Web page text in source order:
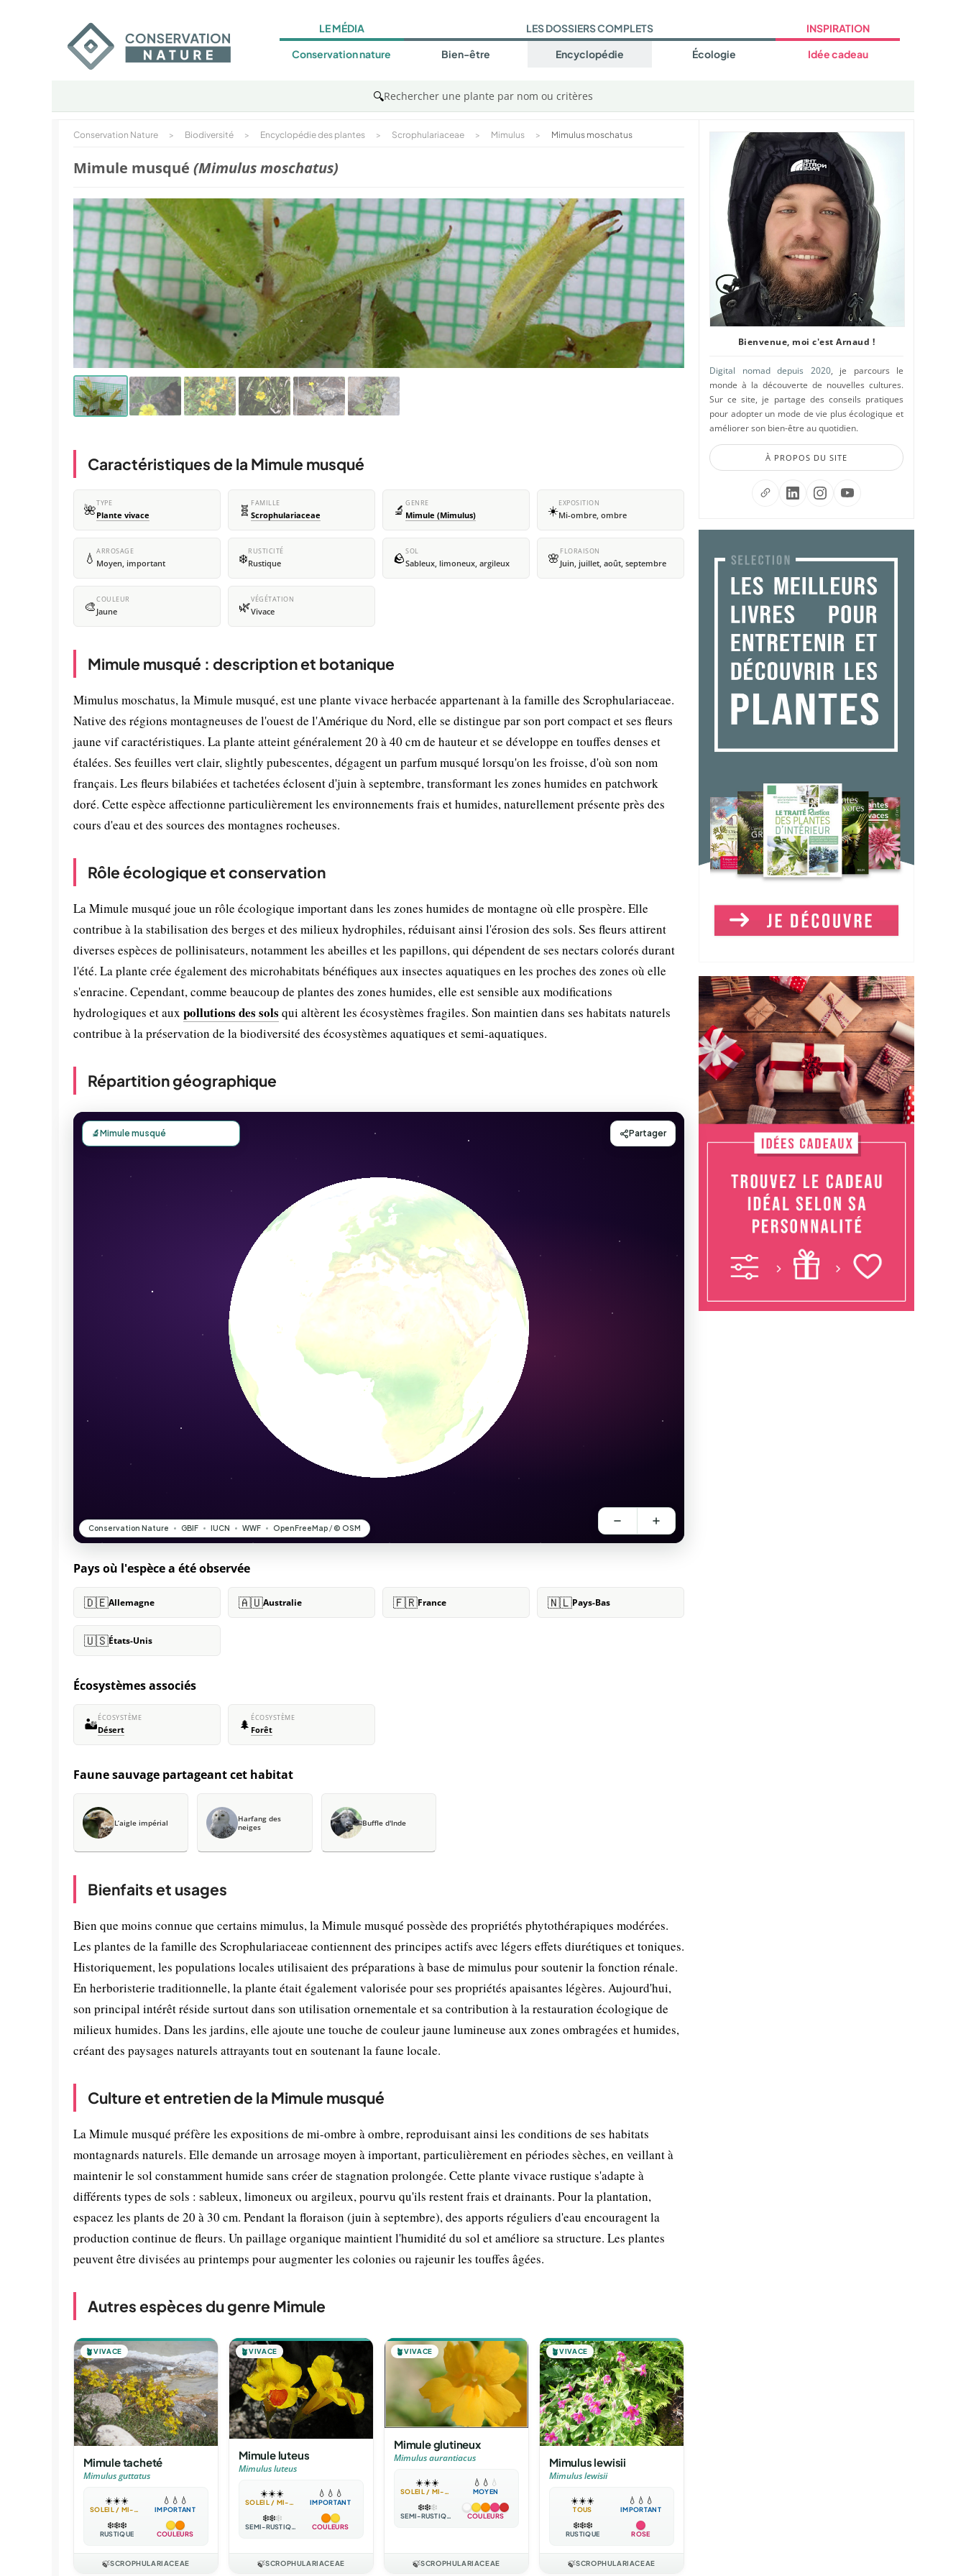
LE MÉDIA
Conservation nature
LES DOSSIERS COMPLETS
Bien-être Encyclopédie Écologie
INSPIRATION
Idée cadeau
🔍Rechercher une plante par nom ou critères
Conservation Nature > Biodiversité > Encyclopédie des plantes > Scrophulariaceae > Mimulus > Mimulus moschatus
Mimule musqué (Mimulus moschatus)
Caractéristiques de la Mimule musqué
🌺TYPE
Plante vivace 🧬 FAMILLE
Scrophulariaceae 🔬 GENRE
Mimule (Mimulus) ☀️EXPOSITION
Mi-ombre, ombre
💧 ARROSAGE
Moyen, important ❄️RUSTICITÉ
Rustique 🪨SOL
Sableux, limoneux, argileux 🌸 FLORAISON
Juin, juillet, août, septembre
🎨COULEUR
Jaune 🌿VÉGÉTATION
Vivace
Mimule musqué : description et botanique
Mimulus moschatus, la Mimule musqué, est une plante vivace herbacée appartenant à la famille des Scrophulariaceae.
Native des régions montagneuses de l'ouest de l'Amérique du Nord, elle se distingue par son port compact et ses fleurs
jaune vif caractéristiques. La plante atteint généralement 20 à 40 cm de hauteur et se développe en touffes denses et
étalées. Ses feuilles vert clair, slightly pubescentes, dégagent un parfum musqué lorsqu'on les froisse, d'où son nom
français. Les fleurs bilabiées et tachetées éclosent d'juin à septembre, transformant les zones humides en patchwork
doré. Cette espèce affectionne particulièrement les environnements frais et humides, naturellement présente près des
cours d'eau et des sources des montagnes rocheuses.
Rôle écologique et conservation
La Mimule musqué joue un rôle écologique important dans les zones humides de montagne où elle prospère. Elle
contribue à la stabilisation des berges et des milieux hydrophiles, réduisant ainsi l'érosion des sols. Ses fleurs attirent
diverses espèces de pollinisateurs, notamment les abeilles et les papillons, qui dépendent de ses nectars colorés durant
l'été. La plante crée également des microhabitats bénéfiques aux insectes aquatiques en les proches des zones où elle
s'enracine. Cependant, comme beaucoup de plantes des zones humides, elle est sensible aux modifications
hydrologiques et aux pollutions des sols qui altèrent les écosystèmes fragiles. Son maintien dans ses habitats naturels
contribue à la préservation de la biodiversité des écosystèmes aquatiques et semi-aquatiques.
Répartition géographique
Pays où l'espèce a été observée
🇩🇪Allemagne 🇦🇺Australie 🇫🇷France 🇳🇱Pays-Bas
🇺🇸États-Unis
Écosystèmes associés
🏜️ÉCOSYSTÈME
Désert 🌲 ÉCOSYSTÈME
Forêt
Faune sauvage partageant cet habitat
L’aigle impérial
Harfang des
neiges
Buffle d'Inde
Bienfaits et usages
Bien que moins connue que certains mimulus, la Mimule musqué possède des propriétés phytothérapiques modérées.
Les plantes de la famille des Scrophulariaceae contiennent des principes actifs avec légers effets diurétiques et toniques.
Historiquement, les populations locales utilisaient des préparations à base de mimulus pour soutenir la fonction rénale.
En herboristerie traditionnelle, la plante était également valorisée pour ses propriétés apaisantes légères. Aujourd'hui,
son principal intérêt réside surtout dans son utilisation ornementale et sa contribution à la restauration écologique de
milieux humides. Dans les jardins, elle ajoute une touche de couleur jaune lumineuse aux zones ombragées et humides,
créant des paysages naturels attrayants tout en soutenant la faune locale.
Culture et entretien de la Mimule musqué
La Mimule musqué préfère les expositions de mi-ombre à ombre, reproduisant ainsi les conditions de ses habitats
montagnards naturels. Elle demande un arrosage moyen à important, particulièrement en périodes sèches, en veillant à
maintenir le sol constamment humide sans créer de stagnation prolongée. Cette plante vivace rustique s'adapte à
différents types de sols : sableux, limoneux ou argileux, pourvu qu'ils restent frais et drainants. Pour la plantation,
espacez les plants de 20 à 30 cm. Pendant la floraison (juin à septembre), des apports réguliers d'eau encouragent la
production continue de fleurs. Un paillage organique maintient l'humidité du sol et améliore sa structure. Les plantes
peuvent être divisées au printemps pour augmenter les colonies ou rajeunir les touffes âgées.
Autres espèces du genre Mimule
🪴VIVACE
Mimule tacheté
Mimulus guttatus
☀️☀️☀️
SOLEIL / MI-OMBRE
💧 💧 💧
IMPORTANT
❄️❄️❄️
RUSTIQUE COULEURS
🍃SCROPHULARIACEAE
🪴VIVACE
Mimule luteus
Mimulus luteus
☀️☀️☀️
SOLEIL / MI-OMBRE
💧 💧 💧
IMPORTANT
❄️❄️❄️
SEMI-RUSTIQUE COULEURS
🍃SCROPHULARIACEAE
🪴VIVACE
Mimule glutineux
Mimulus aurantiacus
☀️☀️☀️
SOLEIL / MI-OMBRE
💧 💧 💧
MOYEN
❄️❄️❄️
SEMI-RUSTIQUE COULEURS
🍃SCROPHULARIACEAE
🪴VIVACE
Mimulus lewisii
Mimulus lewisii
☀️☀️☀️
TOUS
💧 💧 💧
IMPORTANT
❄️❄️❄️
RUSTIQUE ROSE
🍃SCROPHULARIACEAE
Bienvenue, moi c'est Arnaud !
Digital nomad depuis 2020, je parcours le
monde à la découverte de nouvelles cultures.
Sur ce site, je partage des conseils pratiques
pour adopter un mode de vie plus écologique et
améliorer son bien-être au quotidien.
À PROPOS DU SITE